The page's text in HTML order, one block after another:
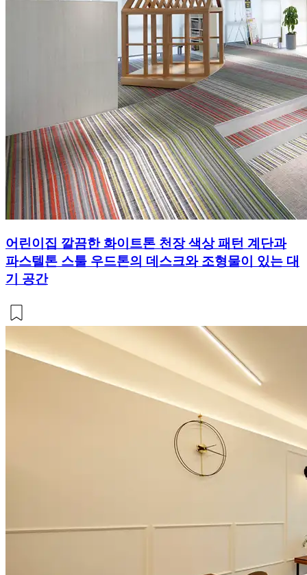
어린이집 깔끔한 화이트톤 천장 색상 패턴 계단과
파스텔톤 스툴 우드톤의 데스크와 조형물이 있는 대
기 공간